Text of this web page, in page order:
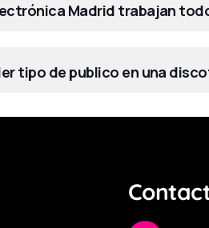
Madrid trabajan
tipo de publico en una